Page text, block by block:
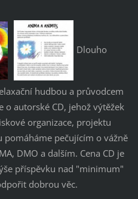
Dlouho
hudbou a průvodcem
o autorské CD, jehož výtěžek
organizace, projektu
pečujícím o vážně
DMO a dalším. Cena CD je
příspěvku nad "minimum"
dobrou věc.